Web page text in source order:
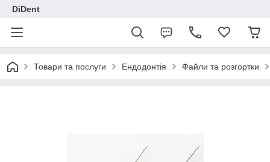
DiDent
Товари та послуги Ендодонтія Файли та розгортки